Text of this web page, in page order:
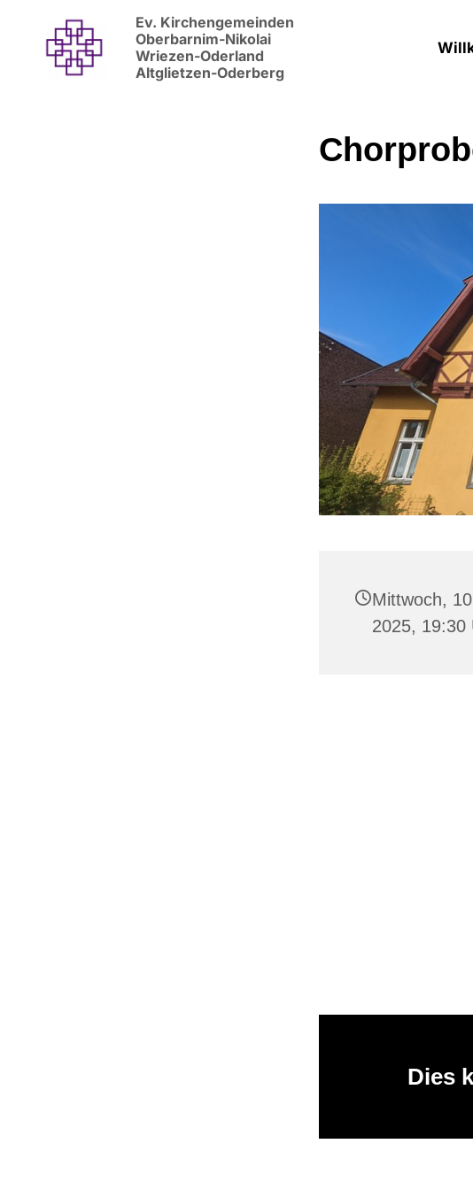
Ev. Kirchengemeinden
Oberbarnim-Nikolai
Wriezen-Oderland
Altglietzen-Oderberg
Mittwoch,
2025, 19:30
Dies